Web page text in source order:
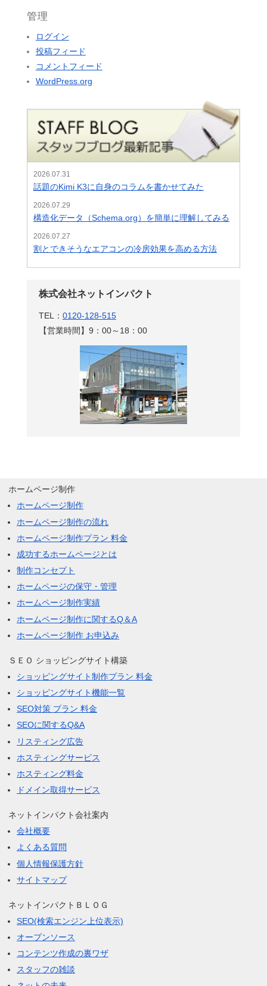
管理
ログイン
投稿フィード
コメントフィード
WordPress.org
2026.07.31
話題のKimi K3に自身のコラムを書かせてみた
2026.07.29
構造化データ（Schema.org）を簡単に理解してみる
2026.07.27
割とできそうなエアコンの冷房効果を高める方法
株式会社ネットインパクト
TEL： 0120-128-515
【営業時間】9：00～18：00
ホームページ制作
ホームページ制作
ホームページ制作の流れ
ホームページ制作プラン 料金
成功するホームページとは
制作コンセプト
ホームページの保守・管理
ホームページ制作実績
ホームページ制作に関するQ＆A
ホームページ制作 お申込み
ＳＥＯ ショッピングサイト構築
ショッピングサイト制作プラン 料金
ショッピングサイト機能一覧
SEO対策 プラン 料金
SEOに関するQ&A
リスティング広告
ホスティングサービス
ホスティング料金
ドメイン取得サービス
ネットインパクト会社案内
会社概要
よくある質問
個人情報保護方針
サイトマップ
ネットインパクトＢＬＯＧ
SEO(検索エンジン上位表示)
オープンソース
コンテンツ作成の裏ワザ
スタッフの雑談